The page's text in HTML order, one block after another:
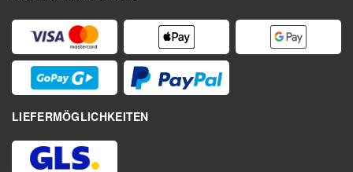
LIEFERMÖGLICHKEITEN